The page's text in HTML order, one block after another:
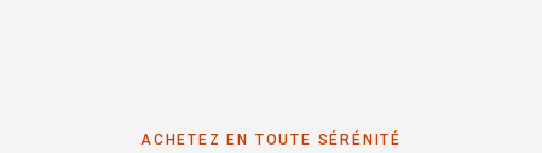
ACHETEZ EN TOUTE SÉRÉNITÉ